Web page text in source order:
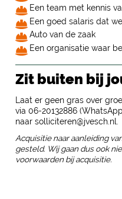
Een team met kennis
Een goed salaris dat
Auto van de zaak
Een organisatie waar
Zit buiten bij
Laat er geen gras over
via 06-20132886
naar solliciteren@jvesch.nl.
Acquisitie naar aanleiding
gesteld. Wij gaan dus ook
voorwaarden bij acquisitie.